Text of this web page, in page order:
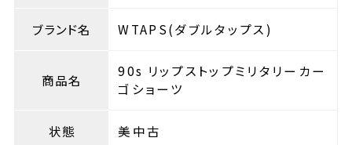
ブランド名 WTAPS(ダブルタップス)
商品名
90s リップストップミリタリーカー
ゴショーツ
状態 美中古